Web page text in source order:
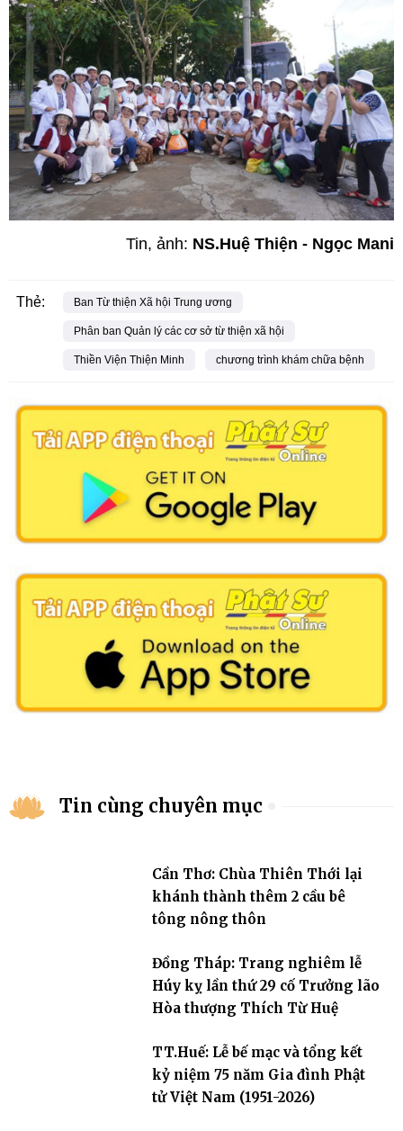
Tin, ảnh: NS.Huệ Thiện - Ngọc Mani
Thẻ: Ban Từ thiện Xã hội Trung ương
Phân ban Quản lý các cơ sở từ thiện xã hội
Thiền Viện Thiện Minh chương trình khám chữa bệnh
Tin cùng chuyên mục
Cần Thơ: Chùa Thiên Thới lại
khánh thành thêm 2 cầu bê
tông nông thôn
Đồng Tháp: Trang nghiêm lễ
Húy kỵ lần thứ 29 cố Trưởng lão
Hòa thượng Thích Từ Huệ
TT.Huế: Lễ bế mạc và tổng kết
kỷ niệm 75 năm Gia đình Phật
tử Việt Nam (1951-2026)